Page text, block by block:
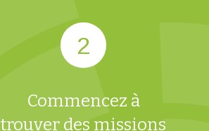
Commencez à
trouver des missions